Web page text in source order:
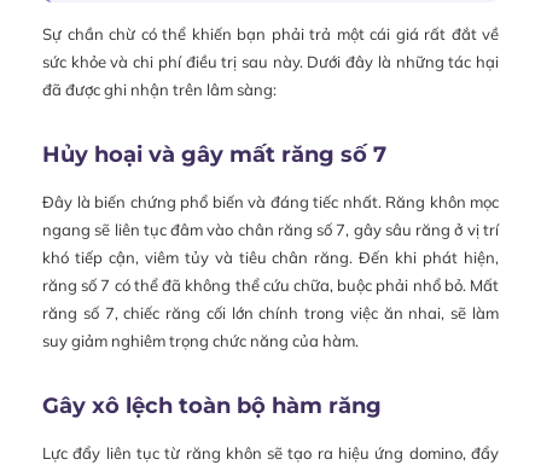
Sự chần chừ có thể khiến bạn phải trả một cái giá rất đắt về
sức khỏe và chi phí điều trị sau này. Dưới đây là những tác hại
đã được ghi nhận trên lâm sàng:
Hủy hoại và gây mất răng số 7
Đây là biến chứng phổ biến và đáng tiếc nhất. Răng khôn mọc
ngang sẽ liên tục đâm vào chân răng số 7, gây sâu răng ở vị trí
khó tiếp cận, viêm tủy và tiêu chân răng. Đến khi phát hiện,
răng số 7 có thể đã không thể cứu chữa, buộc phải nhổ bỏ. Mất
răng số 7, chiếc răng cối lớn chính trong việc ăn nhai, sẽ làm
suy giảm nghiêm trọng chức năng của hàm.
Gây xô lệch toàn bộ hàm răng
Lực đẩy liên tục từ răng khôn sẽ tạo ra hiệu ứng domino, đẩy